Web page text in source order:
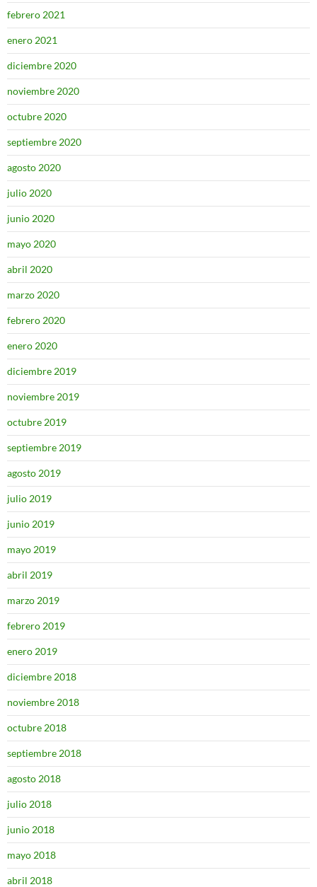
febrero 2021
enero 2021
diciembre 2020
noviembre 2020
octubre 2020
septiembre 2020
agosto 2020
julio 2020
junio 2020
mayo 2020
abril 2020
marzo 2020
febrero 2020
enero 2020
diciembre 2019
noviembre 2019
octubre 2019
septiembre 2019
agosto 2019
julio 2019
junio 2019
mayo 2019
abril 2019
marzo 2019
febrero 2019
enero 2019
diciembre 2018
noviembre 2018
octubre 2018
septiembre 2018
agosto 2018
julio 2018
junio 2018
mayo 2018
abril 2018